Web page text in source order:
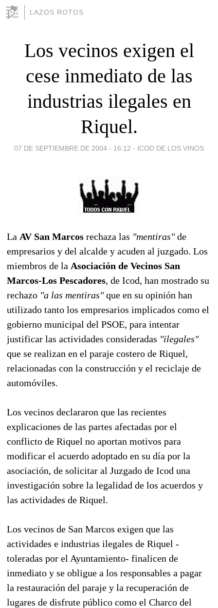
LAZOS ROTOS
Los vecinos exigen el
cese inmediato de las
industrias ilegales en
Riquel.
07 DE SEPTIEMBRE DE 2004 - 16:12 - ICOD DE LOS VINOS
La AV San Marcos rechaza las "mentiras"de
empresarios y del alcalde y acuden al juzgado. Los
miembros de la Asociación de Vecinos San
Marcos-Los Pescadores, de Icod, han mostrado su
rechazo "a las mentiras"que en su opinión han
utilizado tanto los empresarios implicados como el
gobierno municipal del PSOE, para intentar
justificar las actividades consideradas "ilegales"
que se realizan en el paraje costero de Riquel,
relacionadas con la construcción y el reciclaje de
automóviles.
Los vecinos declararon que las recientes
explicaciones de las partes afectadas por el
conflicto de Riquel no aportan motivos para
modificar el acuerdo adoptado en su día por la
asociación, de solicitar al Juzgado de Icod una
investigación sobre la legalidad de los acuerdos y
las actividades de Riquel.
Los vecinos de San Marcos exigen que las
actividades e industrias ilegales de Riquel -
toleradas por el Ayuntamiento- finalicen de
inmediato y se obligue a los responsables a pagar
la restauración del paraje y la recuperación de
lugares de disfrute público como el Charco del